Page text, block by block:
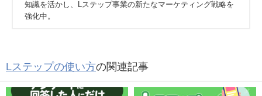
知識を活かし、Lステップ事業の新たなマーケティング戦略を
強化中。
Lステップの使い方の関連記事